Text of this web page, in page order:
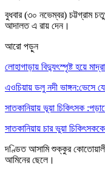
বুধবার (৩০ নভেম্বর) চট্টগ্রাম
আদালত এ রায় দেন।
আরো পড়ুন
লোহাগাড়ায় বিদ্যুৎস্পৃষ্ট হয়ে
এওচিয়ায় ডলু নদী ভাঙ্গন:ভেসে
সাতকানিয়ায় ভূয়া চিকিৎসক
সাতকানিয়ায় চার ভুয়া
দণ্ডিত আসামি শুক্কুর
আমিনের ছেলে।